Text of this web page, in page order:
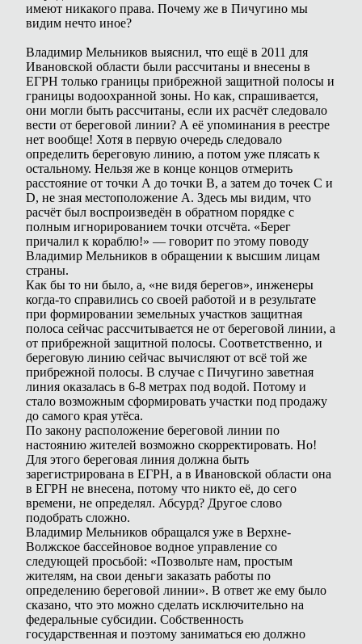
имеют никакого права. Почему же в Пичугино мы
видим нечто иное?
Владимир Мельников выяснил, что ещё в 2011 для
Ивановской области были рассчитаны и внесены в
ЕГРН только границы прибрежной защитной полосы и
границы водоохранной зоны. Но как, спрашивается,
они могли быть рассчитаны, если их расчёт следовало
вести от береговой линии? А её упоминания в реестре
нет вообще! Хотя в первую очередь следовало
определить береговую линию, а потом уже плясать к
остальному. Нельзя же в конце концов отмерить
расстояние от точки А до точки В, а затем до точек С и
D, не зная местоположение А. Здесь мы видим, что
расчёт был воспроизведён в обратном порядке с
полным игнорированием точки отсчёта. «Берег
причалил к кораблю!» — говорит по этому поводу
Владимир Мельников в обращении к высшим лицам
страны.
Как бы то ни было, а, «не видя берегов», инженеры
когда-то справились со своей работой и в результате
при формировании земельных участков защитная
полоса сейчас рассчитывается не от береговой линии, а
от прибрежной защитной полосы. Соответственно, и
береговую линию сейчас вычисляют от всё той же
прибрежной полосы. В случае с Пичугино заветная
линия оказалась в 6-8 метрах под водой. Потому и
стало возможным сформировать участки под продажу
до самого края утёса.
По закону расположение береговой линии по
настоянию жителей возможно скорректировать. Но!
Для этого береговая линия должна быть
зарегистрирована в ЕГРН, а в Ивановской области она
в ЕГРН не внесена, потому что никто её, до сего
времени, не определял. Абсурд? Другое слово
подобрать сложно.
Владимир Мельников обращался уже в Верхне-
Волжское бассейновое водное управление со
следующей просьбой: «Позвольте нам, простым
жителям, на свои деньги заказать работы по
определению береговой линии». В ответ же ему было
сказано, что это можно сделать исключительно на
федеральные субсидии. Собственность
государственная и поэтому заниматься ею должно